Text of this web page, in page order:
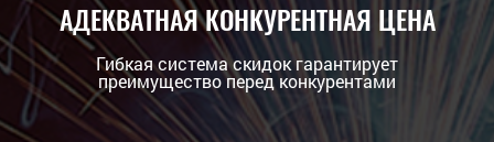
АДЕКВАТНАЯ КОНКУРЕНТНАЯ ЦЕНА
Гибкая система скидок гарантирует
преимущество перед конкурентами